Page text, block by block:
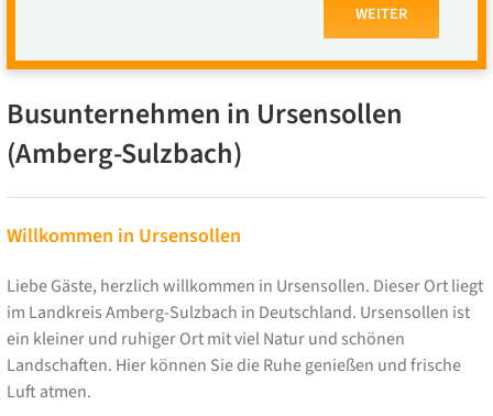
WEITER
Busunternehmen in Ursensollen
(Amberg-Sulzbach)
Willkommen in Ursensollen
Liebe Gäste, herzlich willkommen in Ursensollen. Dieser Ort liegt
im Landkreis Amberg-Sulzbach in Deutschland. Ursensollen ist
ein kleiner und ruhiger Ort mit viel Natur und schönen
Landschaften. Hier können Sie die Ruhe genießen und frische
Luft atmen.